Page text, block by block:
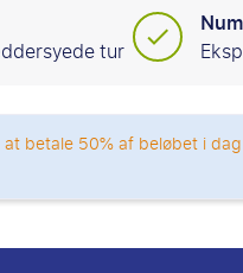
tur
betale 50% af beløbet i